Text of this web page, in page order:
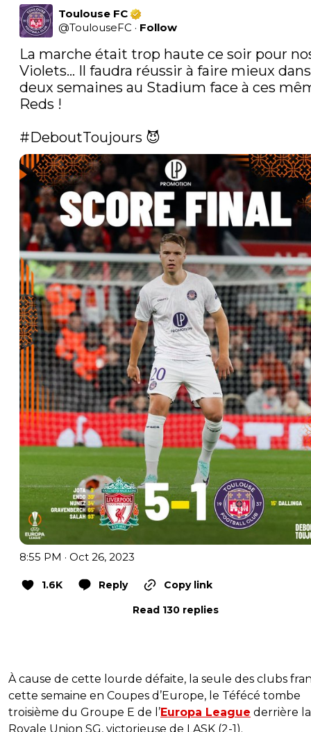
Toulouse FC
@ToulouseFC · Follow
La marche était trop haute ce soir pour
Violets... Il faudra réussir à faire mieux dans
deux semaines au Stadium face à ces
Reds !
#DeboutToujours 😈
8:55 PM · Oct 26, 2023
1.6K Reply
Copy link
Read 130 replies
À cause de cette lourde défaite, la seule des clubs
cette semaine en Coupes d’Europe, le Téfécé tombe
troisième du Groupe E de l’Europa League derrière la
Royale Union SG, victorieuse de LASK (2-1).